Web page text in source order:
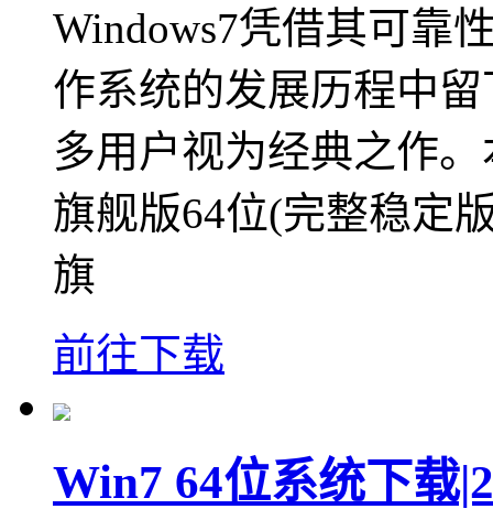
Windows7凭借其可靠
作系统的发展历程中
多用户视为经典之作
旗舰版64位(完整稳定
旗
前往下载
Win7 64位系统下载